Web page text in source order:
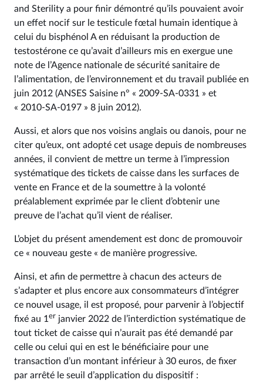
and Sterility a pour finir démontré qu’ils pouvaient avoir
un effet nocif sur le testicule fœtal humain identique à
celui du bisphénol A en réduisant la production de
testostérone ce qu’avait d’ailleurs mis en exergue une
note de l’Agence nationale de sécurité sanitaire de
l’alimentation, de l’environnement et du travail publiée en
juin 2012 (ANSES Saisine n° « 2009-SA-0331 » et
« 2010-SA-0197 » 8 juin 2012).
Aussi, et alors que nos voisins anglais ou danois, pour ne
citer qu’eux, ont adopté cet usage depuis de nombreuses
années, il convient de mettre un terme à l’impression
systématique des tickets de caisse dans les surfaces de
vente en France et de la soumettre à la volonté
préalablement exprimée par le client d’obtenir une
preuve de l’achat qu’il vient de réaliser.
L’objet du présent amendement est donc de promouvoir
ce « nouveau geste « de manière progressive.
Ainsi, et afin de permettre à chacun des acteurs de
s’adapter et plus encore aux consommateurs d’intégrer
ce nouvel usage, il est proposé, pour parvenir à l’objectif
fixé au 1 er janvier 2022 de l’interdiction systématique de
tout ticket de caisse qui n’aurait pas été demandé par
celle ou celui qui en est le bénéficiaire pour une
transaction d’un montant inférieur à 30 euros, de fixer
par arrêté le seuil d’application du dispositif :